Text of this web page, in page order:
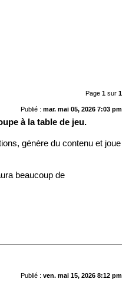
Page 1sur 1
Publié : mar. mai 05, 2026 7:03 pm
à la table de jeu.
génère du contenu et joue
beaucoup de
Publié : ven. mai 15, 2026 8:12 pm